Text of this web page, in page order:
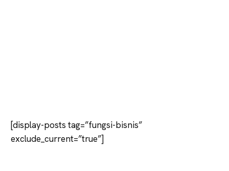
[display-posts tag=”fungsi-bisnis”
exclude_current=”true”]